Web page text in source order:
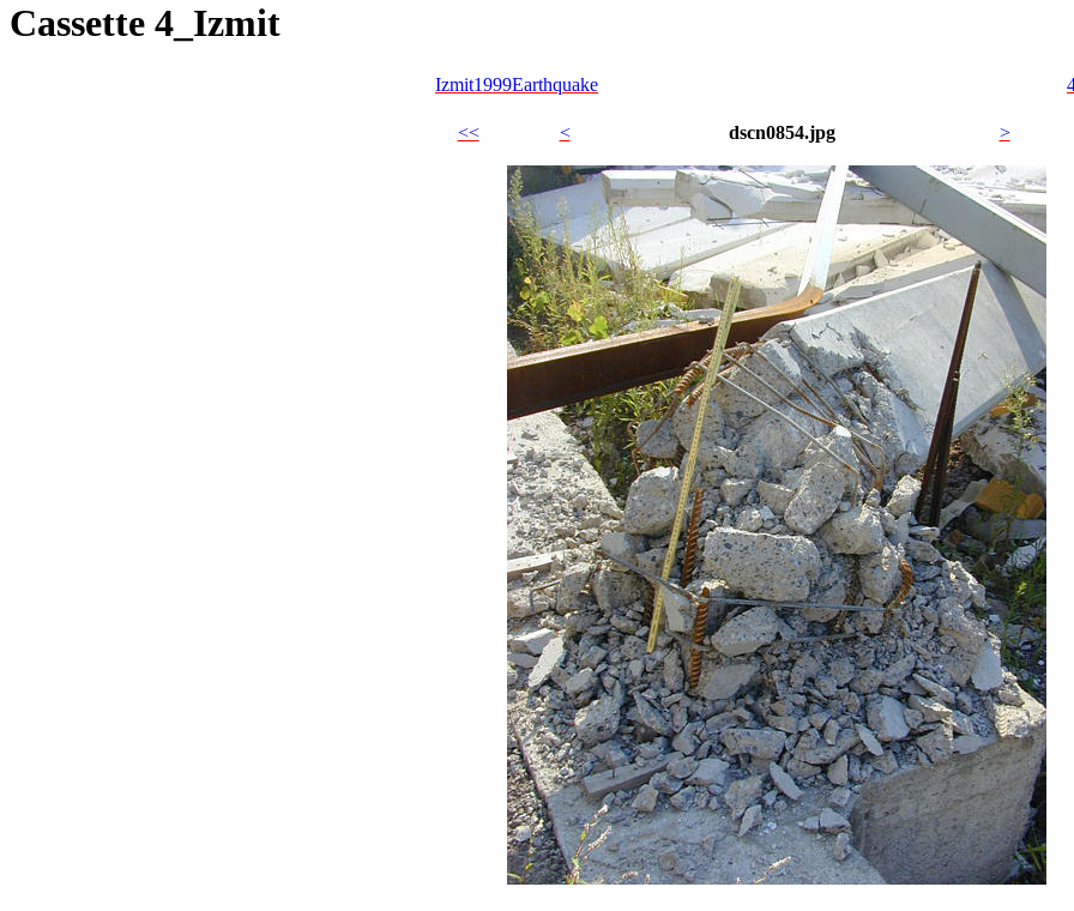
Cassette 4_Izmit
Izmit1999Earthquake
<< < dscn0854.jpg >